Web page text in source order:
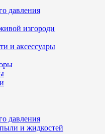
давления
изгороди
и аксессуары
давления
и жидкостей